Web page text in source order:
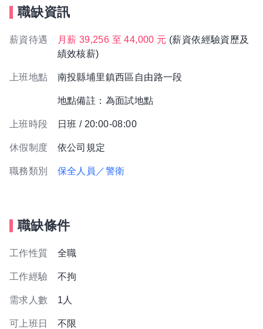
職缺資訊
薪資待遇 月薪 39,256 至 44,000 元 (薪資依經驗資歷及
績效核薪)
上班地點 南投縣埔里鎮西區自由路一段
地點備註：為面試地點
上班時段 日班 / 20:00-08:00
休假制度 依公司規定
職務類別 保全人員／警衛
職缺條件
工作性質 全職
工作經驗 不拘
需求人數 1人
可上班日 不限